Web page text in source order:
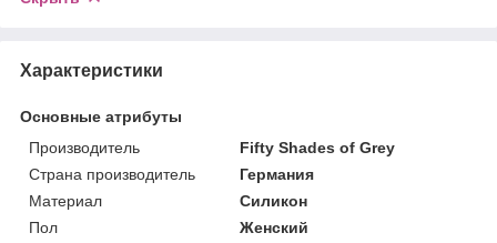
Характеристики
Основные атрибуты
Производитель
Fifty Shades of Grey
Страна производитель
Германия
Материал
Силикон
Пол
Женский